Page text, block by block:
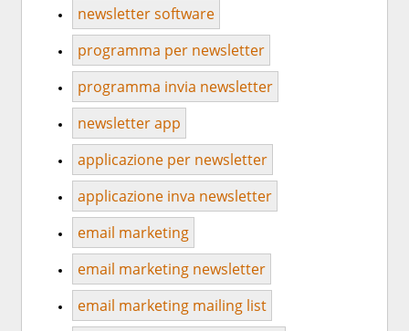
newsletter software
programma per newsletter
programma invia newsletter
newsletter app
applicazione per newsletter
applicazione inva newsletter
email marketing
email marketing newsletter
email marketing mailing list